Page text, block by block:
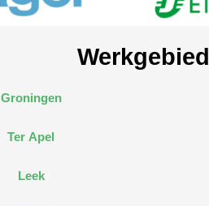
Werkgebied
Groningen
Ter Apel
Leek